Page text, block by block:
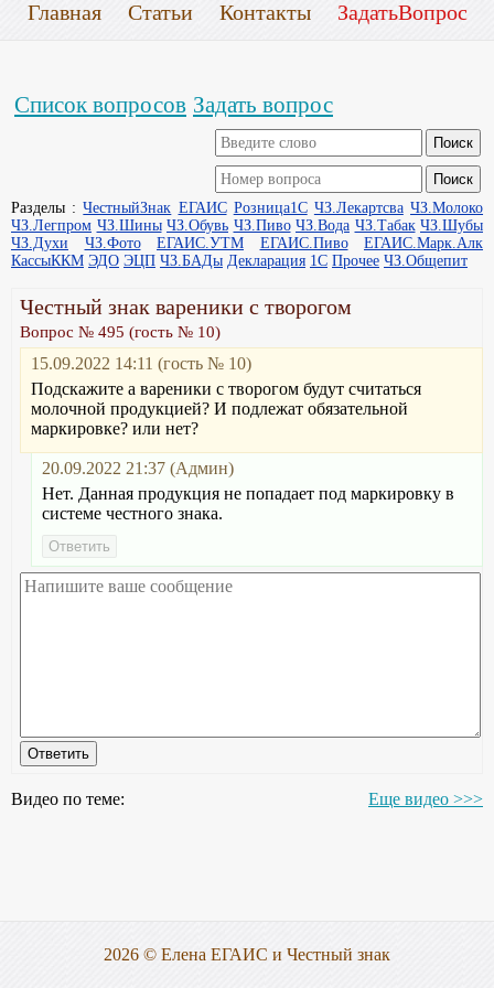
Главная Статьи Контакты ЗадатьВопрос
Список вопросов Задать вопрос
Разделы :ЧестныйЗнак ЕГАИС Розница1С ЧЗ.Лекартсва ЧЗ.Молоко
ЧЗ.Легпром ЧЗ.Шины ЧЗ.Обувь ЧЗ.Пиво ЧЗ.Вода ЧЗ.Табак ЧЗ.Шубы
ЧЗ.Духи
ЧЗ.Фото ЕГАИС.УТМ ЕГАИС.Пиво
ЕГАИС.Марк.Алк
КассыККМ ЭДО ЭЦП ЧЗ.БАДы Декларация 1С Прочее ЧЗ.Общепит
Честный знак вареники с творогом
Вопрос № 495 (гость № 10)
15.09.2022 14:11 (гость № 10)
Подскажите а вареники с творогом будут считаться
молочной продукцией? И подлежат обязательной
маркировке? или нет?
20.09.2022 21:37 (Админ)
Нет. Данная продукция не попадает под маркировку в
системе честного знака.
Видео по теме: Еще видео >>>
2026 © Елена ЕГАИС и Честный знак